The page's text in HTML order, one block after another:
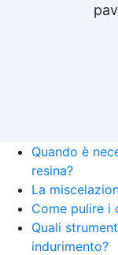
Quando è
resina?
La
Come pulire i
Quali
indurimento?